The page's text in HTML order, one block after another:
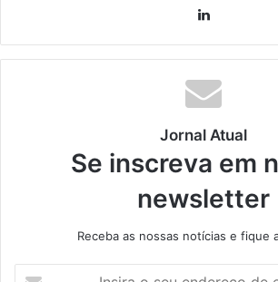
din
Jornal Atual
Se inscreva em
newsletter
Receba as nossas notícias e fique